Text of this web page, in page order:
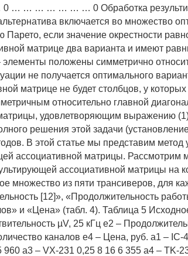
0 … … … … … … … 0 Обработка
включается во множество
если значение окрестности
матрице два варианта и имеют
элементы положены симметрично
не получается оптимального
матрице не будет столбцов, у
относительно главной
удовлетворяющим выражению
решения этой задачи
В этой статье мы представим метод
ассоциативной матрицы. Рассмотрим
ассоциативной матрицы на
множество из пяти трансиверов, для
[12]», «Продолжительность
и «Цена» (табл. 4). Таблица 5
µV, 25 кГц е2 –
каналов е4 – Цена, руб. a1 – IC-
a3 – VX-231 0,25 8 16 6 355 a4 – TK-